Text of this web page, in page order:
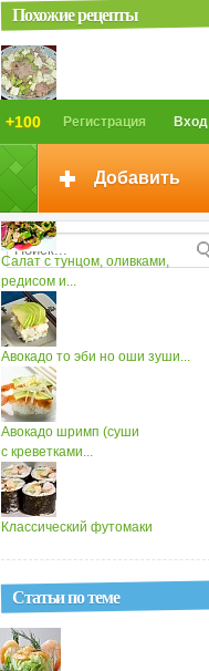
Вход
Регистрация
+100
Добавить
Похожие рецепты
Летний салат с тунцом и авокадо
Cалат с тунцом, оливками,
редисом и...
Авокадо то эби но оши зуши...
Авокадо шримп (суши
с креветками...
Классический футомаки
Статьи по теме